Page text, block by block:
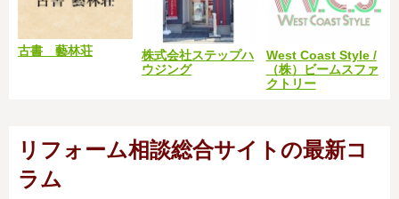
古書 藝林荘
株式会社ステップハ
ウジング
West Coast Style /
（株）ビームスファ
クトリー
リフォーム相談総合サイトの最新コ
ラム